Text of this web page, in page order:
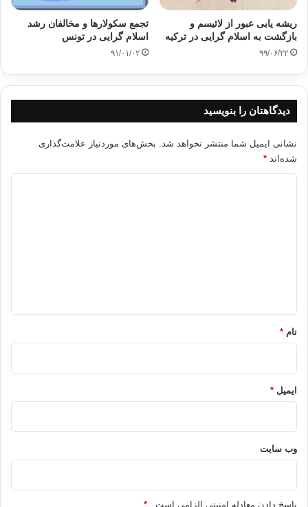
ریشه یابی عبور از لائیسم و
بازگشت به اسلام گرایی در ترکیه
۹۹/۰۶/۲۲
تجمع سکولارها و مخالفان رشد
اسلام گرایی در تونس
۹۱/۰۱/۰۲
دیدگاهتان را بنویسید
نشانی ایمیل شما منتشر نخواهد شد. بخش‌های موردنیاز علامت‌گذاری
شده‌اند *
نام *
ایمیل *
وب‌ سایت
پاسخ دادن معادله امنیتی الزامی است . *